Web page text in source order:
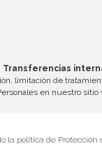
Transferencias
limitación de
en nuestro sitio
política de Protección